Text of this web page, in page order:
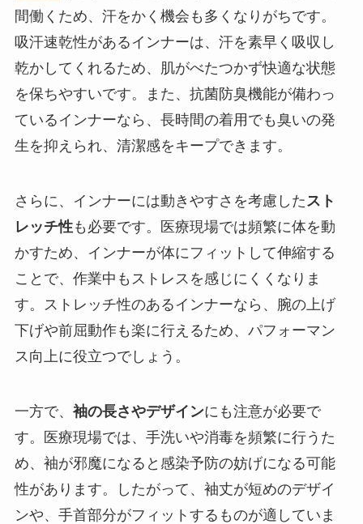
間働くため、汗をかく機会も多くなりがちです。
吸汗速乾性があるインナーは、汗を素早く吸収し
乾かしてくれるため、肌がべたつかず快適な状態
を保ちやすいです。また、抗菌防臭機能が備わっ
ているインナーなら、長時間の着用でも臭いの発
生を抑えられ、清潔感をキープできます。
さらに、インナーには動きやすさを考慮したスト
レッチ性も必要です。医療現場では頻繁に体を動
かすため、インナーが体にフィットして伸縮する
ことで、作業中もストレスを感じにくくなりま
す。ストレッチ性のあるインナーなら、腕の上げ
下げや前屈動作も楽に行えるため、パフォーマン
ス向上に役立つでしょう。
一方で、 袖の長さやデザインにも注意が必要で
す。医療現場では、手洗いや消毒を頻繁に行うた
め、袖が邪魔になると感染予防の妨げになる可能
性があります。したがって、袖丈が短めのデザイ
ンや、手首部分がフィットするものが適していま